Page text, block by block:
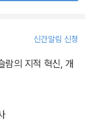
신간알림 신청
람의 지적 혁신, 개